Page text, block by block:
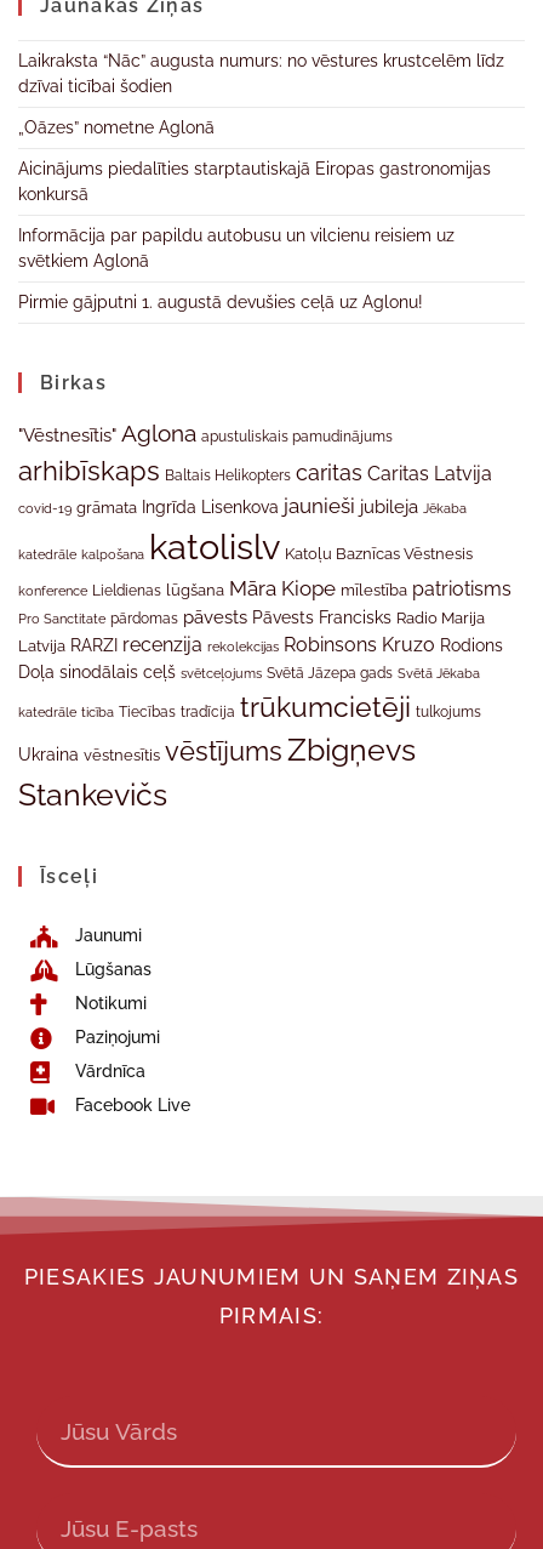
Jaunākas Ziņas
Laikraksta “Nāc” augusta numurs: no vēstures krustcelēm līdz
dzīvai ticībai šodien
„Oāzes” nometne Aglonā
Aicinājums piedalīties starptautiskajā Eiropas gastronomijas
konkursā
Informācija par papildu autobusu un vilcienu reisiem uz
svētkiem Aglonā
Pirmie gājputni 1. augustā devušies ceļā uz Aglonu!
Birkas
"Vēstnesītis" Aglona apustuliskais pamudinājums
arhibīskaps Baltais Helikopters caritas Caritas Latvija
covid-19 grāmata Ingrīda Lisenkova jaunieši jubileja Jēkaba
katedrāle kalpošana katolislv Katoļu Baznīcas Vēstnesis
konference Lieldienas lūgšana Māra Kiope mīlestība patriotisms
Pro Sanctitate pārdomas pāvests Pāvests Francisks Radio Marija
Latvija RARZI recenzija rekolekcijas Robinsons Kruzo Rodions
Doļa sinodālais ceļš svētceļojums Svētā Jāzepa gads Svētā Jēkaba
katedrāle ticība Tiecības tradīcija trūkumcietēji tulkojums
Ukraina vēstnesītis vēstījumsZbigņevs
Stankevičs
Īsceļi
Jaunumi
Lūgšanas
Notikumi
Paziņojumi
Vārdnīca
Facebook Live
PIESAKIES JAUNUMIEM UN SAŅEM ZIŅAS
PIRMAIS: